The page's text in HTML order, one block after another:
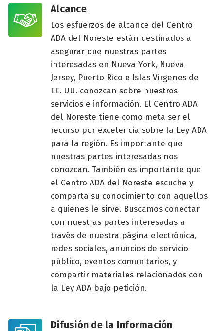
Alcance
Los esfuerzos de alcance del Centro
ADA del Noreste están destinados a
asegurar que nuestras partes
interesadas en Nueva York, Nueva
Jersey, Puerto Rico e Islas Vírgenes de
EE. UU. conozcan sobre nuestros
servicios e información. El Centro ADA
del Noreste tiene como meta ser el
recurso por excelencia sobre la Ley ADA
para la región. Es importante que
nuestras partes interesadas nos
conozcan. También es importante que
el Centro ADA del Noreste escuche y
comparta su conocimiento con aquellos
a quienes le sirve. Buscamos conectar
con nuestras partes interesadas a
través de nuestra página electrónica,
redes sociales, anuncios de servicio
público, eventos comunitarios, y
compartir materiales relacionados con
la Ley ADA bajo petición.
Difusión de la Información